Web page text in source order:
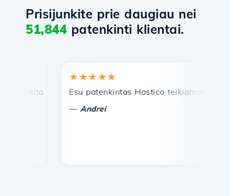
Prisijunkite prie daugiau nei
51,844patenkinti klientai.
greita ir efektyvi techninė pagalba.
★★★★★
Esu patenkintas Hostico teikiamomis
Andrei